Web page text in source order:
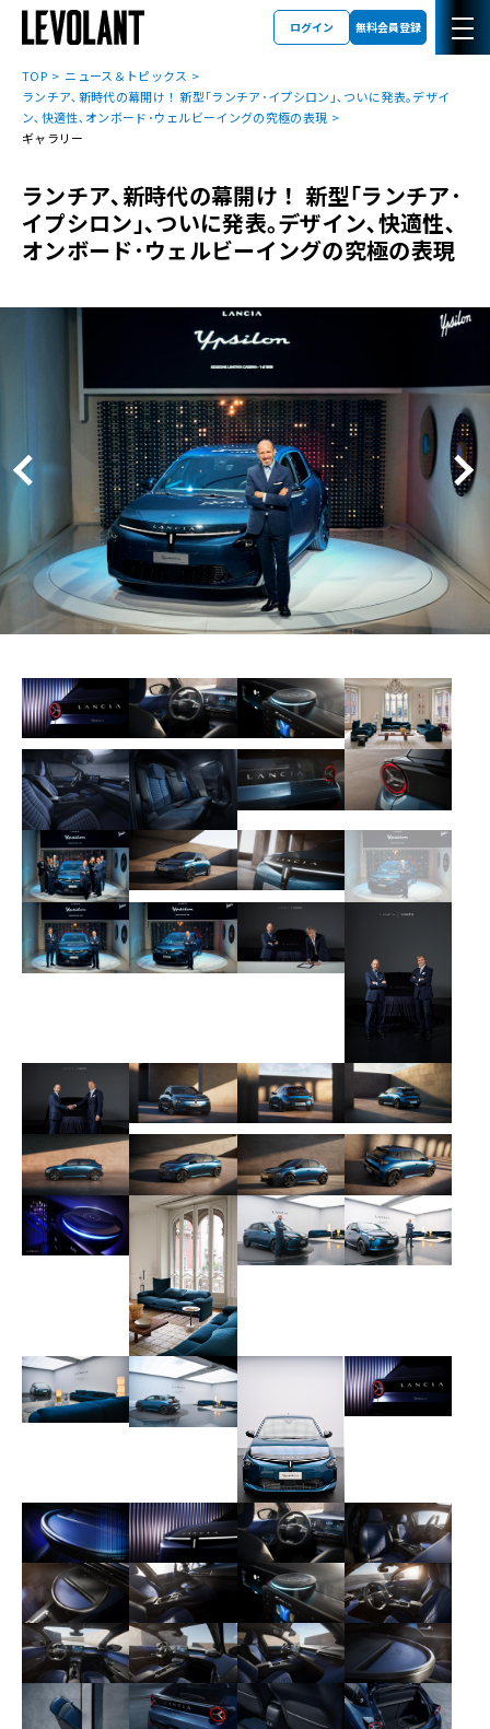
ログイン 無料会員登録
TOP
ニュース＆トピックス
ランチア､新時代の幕開け！ 新型｢ランチア･イプシロン｣､ついに発表｡デザイ
ン､快適性､オンボード･ウェルビーイングの究極の表現
ギャラリー
ランチア､新時代の幕開け！ 新型｢ランチア･
イプシロン｣､ついに発表｡デザイン､快適性､
オンボード･ウェルビーイングの究極の表現